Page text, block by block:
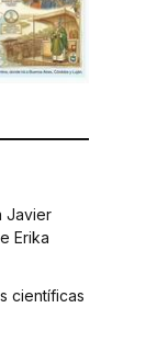
Javier
Erika
científicas